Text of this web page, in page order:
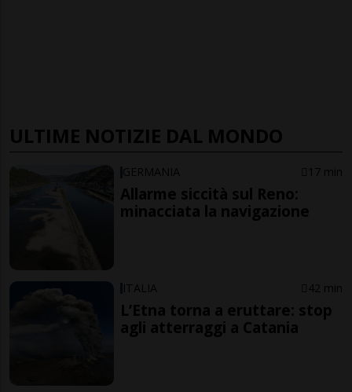
ULTIME NOTIZIE DAL MONDO
GERMANIA 17 min
Allarme siccità sul Reno:
minacciata la navigazione
ITALIA 42 min
L’Etna torna a eruttare: stop
agli atterraggi a Catania